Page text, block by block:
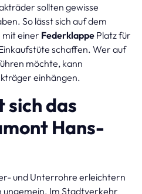
sollten gewisse
So lässt sich auf dem
mit einer Federklappe Platz für
schaffen. Wer auf
möchte, kann
einhängen.
sich das
Hans-
und Unterrohre erleichtern
Im Stadtverkehr